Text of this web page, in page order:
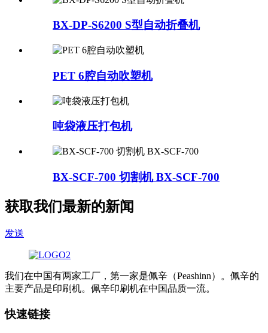
BX-DP-S6200 S型自动折叠机
PET 6腔自动吹塑机
吨袋液压打包机
BX-SCF-700 切割机 BX-SCF-700
获取我们最新的新闻
发送
我们在中国有两家工厂，第一家是佩辛（Peashinn）。佩辛的
主要产品是印刷机。佩辛印刷机在中国品质一流。
快速链接